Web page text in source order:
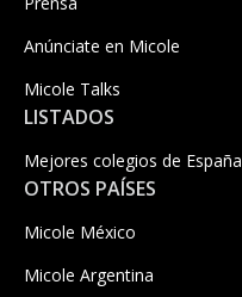
Anúnciate en Micole
Micole Talks
LISTADOS
Mejores colegios de España
OTROS PAÍSES
Micole México
Micole Argentina